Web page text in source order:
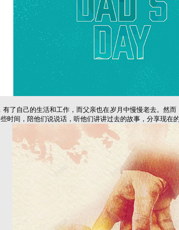
了自己的生活和工作，而父亲也在岁月中慢慢老去。然
时间，陪他们说说话，听他们讲讲过去的故事，分享现在的